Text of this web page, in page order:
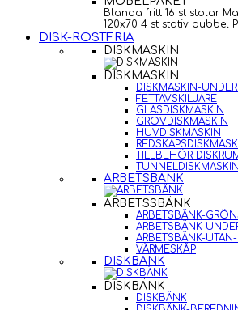
Blanda fritt 16 st stolar
120x70 4 st stativ dubbel
DISK-ROSTFRIA
DISKMASKIN
DISKMASKIN
DISKMASKIN-
FETTAVSKILJARE
GLASDISKMASKIN
GROVDISKMASKIN
HUVDISKMASKIN
TILLBEHÖR
TUNNELDISKMASKIN
ARBETSBÄNK
ARBETSSBÄNK
ARBETSBÄNK-
ARBETSBÄNK-
ARBETSBÄNK-
VÄRMESKÅP
DISKBÄNK
DISKBÄNK
DISKBÄNK